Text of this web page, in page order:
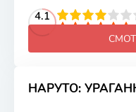
4.1
4 5 6 7 8 9 10
НАРУТО: 8.28